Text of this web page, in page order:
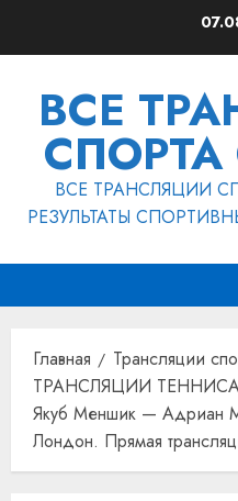
ВСЕ
ВСЕ ТРАНСЛЯЦИИ
РЕЗУЛЬТАТЫ
Главная
Трансляции
ТРАНСЛЯЦИИ
Якуб Меншик — Адриан
Лондон. Прямая